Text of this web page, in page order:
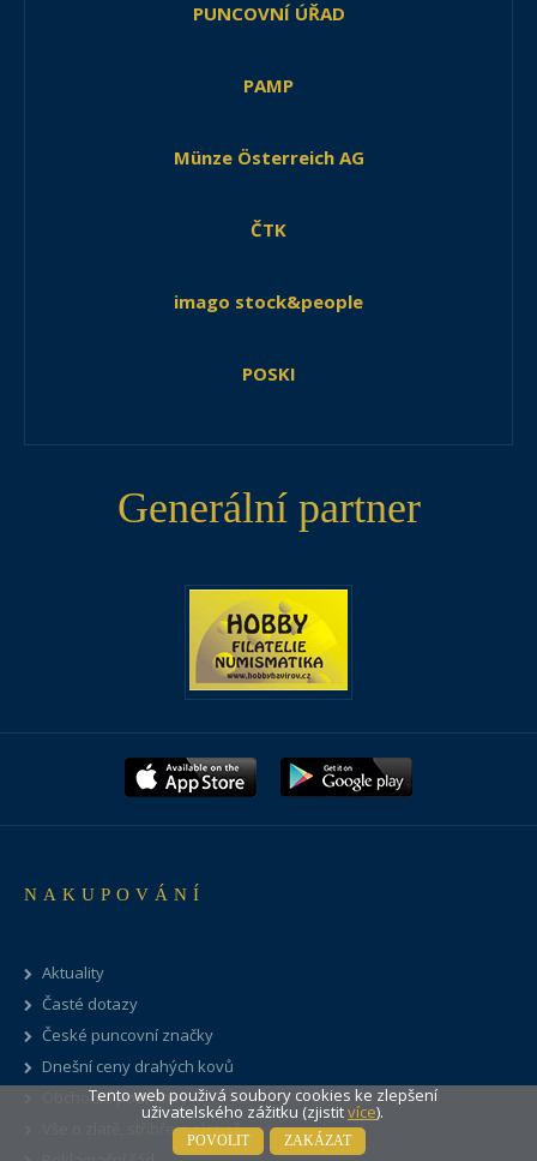
PUNCOVNÍ ÚŘAD
PAMP
Münze Österreich AG
ČTK
imago stock&people
POSKI
Generální partner
NAKUPOVÁNÍ
Aktuality
Časté dotazy
České puncovní značky
Dnešní ceny drahých kovů
Obchodní podmínky
Vše o zlatě, stříbře a platině
Tento web použivá soubory cookies ke zlepšení
uživatelského zážitku (zjistitvíce).
POVOLIT ZAKÁZAT